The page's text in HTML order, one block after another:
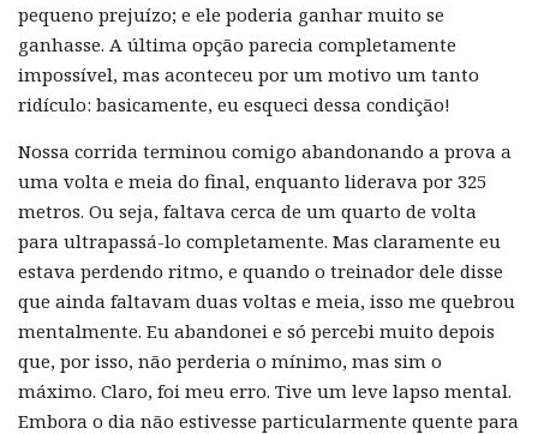
pequeno prejuízo; e ele poderia ganhar muito se
ganhasse. A última opção parecia completamente
impossível, mas aconteceu por um motivo um tanto
ridículo: basicamente, eu esqueci dessa condição!
Nossa corrida terminou comigo abandonando a prova a
uma volta e meia do final, enquanto liderava por 325
metros. Ou seja, faltava cerca de um quarto de volta
para ultrapassá-lo completamente. Mas claramente eu
estava perdendo ritmo, e quando o treinador dele disse
que ainda faltavam duas voltas e meia, isso me quebrou
mentalmente. Eu abandonei e só percebi muito depois
que, por isso, não perderia o mínimo, mas sim o
máximo. Claro, foi meu erro. Tive um leve lapso mental.
Embora o dia não estivesse particularmente quente para